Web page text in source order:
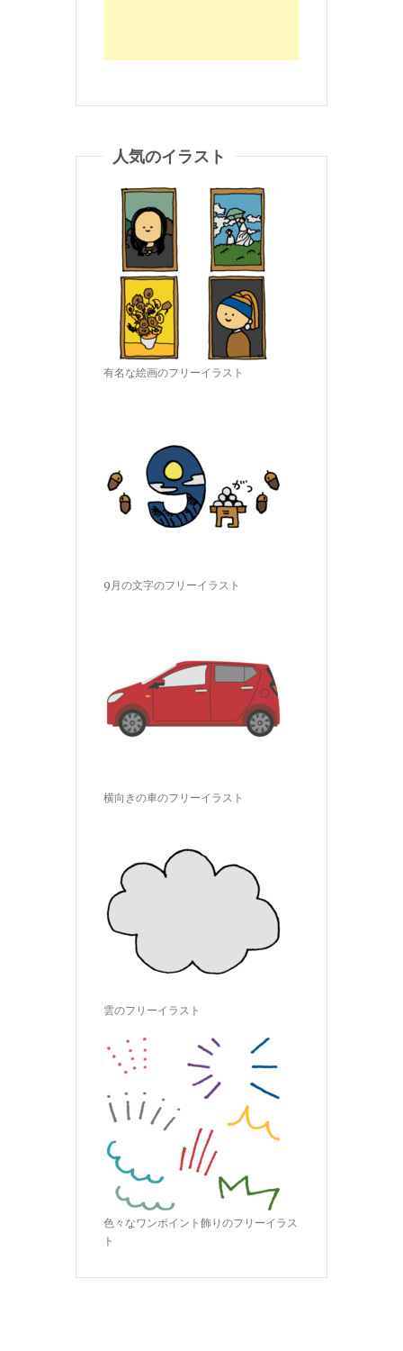
人気のイラスト
有名な絵画のフリーイラスト
9月の文字のフリーイラスト
横向きの車のフリーイラスト
雲のフリーイラスト
色々なワンポイント飾りのフリーイラス
ト